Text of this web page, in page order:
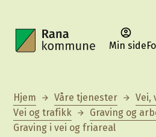
Min side
Du er her:
Hjem Våre tjenester
Vei,
Vei og trafikk
Graving og
Graving i vei og friareal